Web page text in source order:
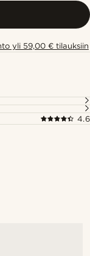
yli 59,00 € tilauksiin
4.6